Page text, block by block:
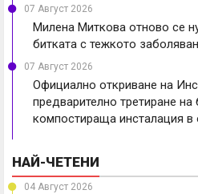
07 Август 2026
Милена Миткова отново се
битката с тежкото
07 Август 2026
Официално откриване на
предварително третиране
компостираща инсталация
НАЙ-ЧЕТЕНИ
04 Август 2026